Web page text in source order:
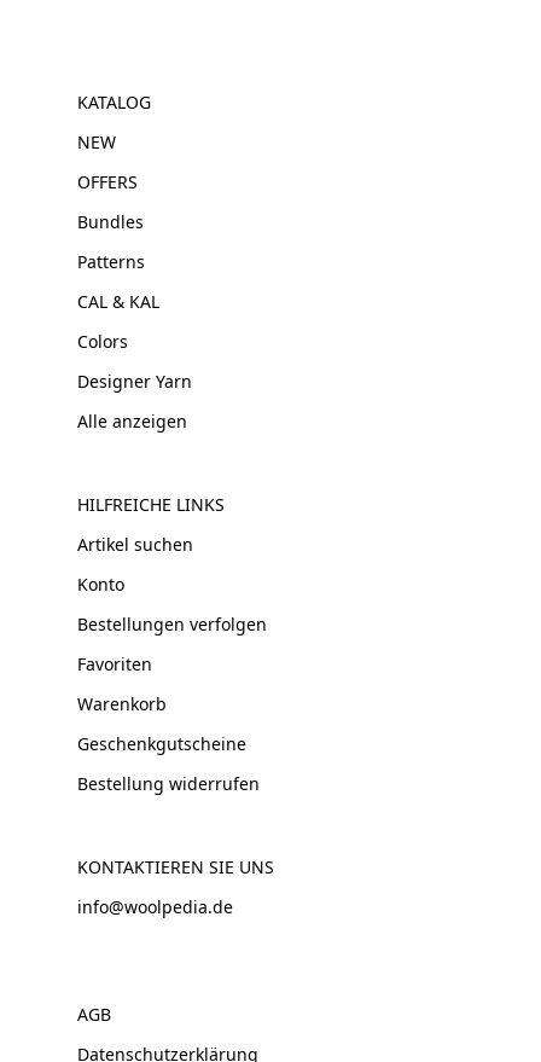
KATALOG
NEW
OFFERS
Bundles
Patterns
CAL & KAL
Colors
Designer Yarn
Alle anzeigen
HILFREICHE LINKS
Artikel suchen
Konto
Bestellungen verfolgen
Favoriten
Warenkorb
Geschenkgutscheine
Bestellung widerrufen
KONTAKTIEREN SIE UNS
info@woolpedia.de
AGB
Datenschutzerklärung